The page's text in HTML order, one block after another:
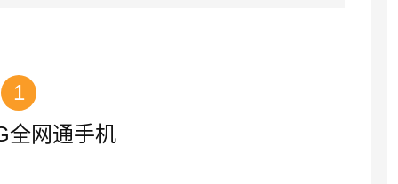
1
全网通手机